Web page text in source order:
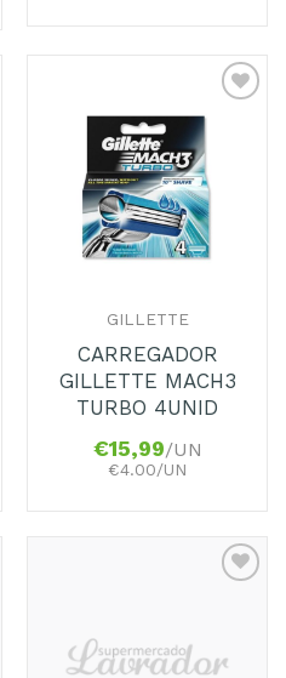
Adicionar
Favoritos
GILLETTE
CARREGADOR
GILLETTE MACH3
TURBO 4UNID
€15,99/UN
€4.00/UN
Favoritos